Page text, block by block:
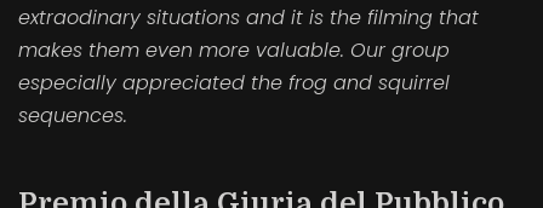
extraodinary situations and it is the filming that
makes them even more valuable. Our group
especially appreciated the frog and squirrel
sequences.